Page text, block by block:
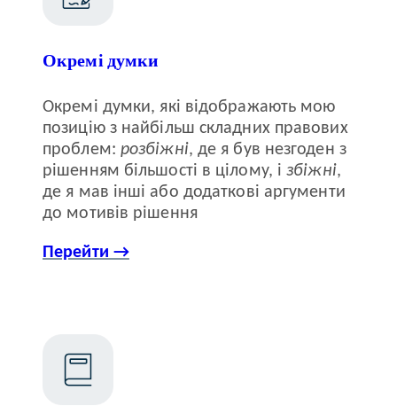
Окремі думки
Окремі думки, які відображають мою
позицію з найбільш складних правових
проблем: розбіжні, де я був незгоден з
рішенням більшості в цілому, ізбіжні,
де я мав інші або додаткові аргументи
до мотивів рішення
Перейти →